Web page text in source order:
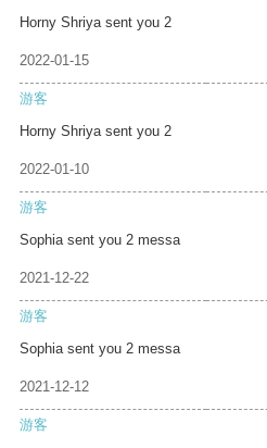
Horny Shriya sent you 2
2022-01-15
游客
Horny Shriya sent you 2
2022-01-10
游客
Sophia sent you 2 messa
2021-12-22
游客
Sophia sent you 2 messa
2021-12-12
游客